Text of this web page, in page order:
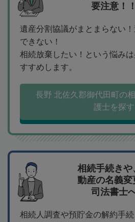
要注意！！
遺産分割協議がまとまらない
できない！
相続放棄したい！という悩み
すすめします。
長野 北佐久郡御代田町の
護士を探す
相続手続きや
動産の名義変
司法書士
相続人調査や預貯金の解約手